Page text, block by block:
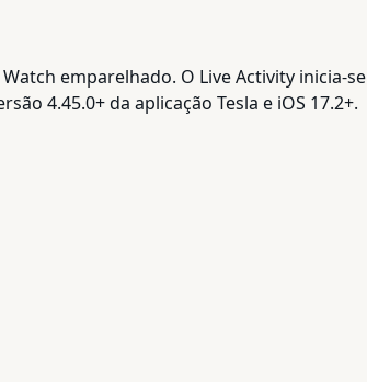
emparelhado. O Live Activity inicia-se
4.45.0+ da aplicação Tesla e iOS 17.2+.